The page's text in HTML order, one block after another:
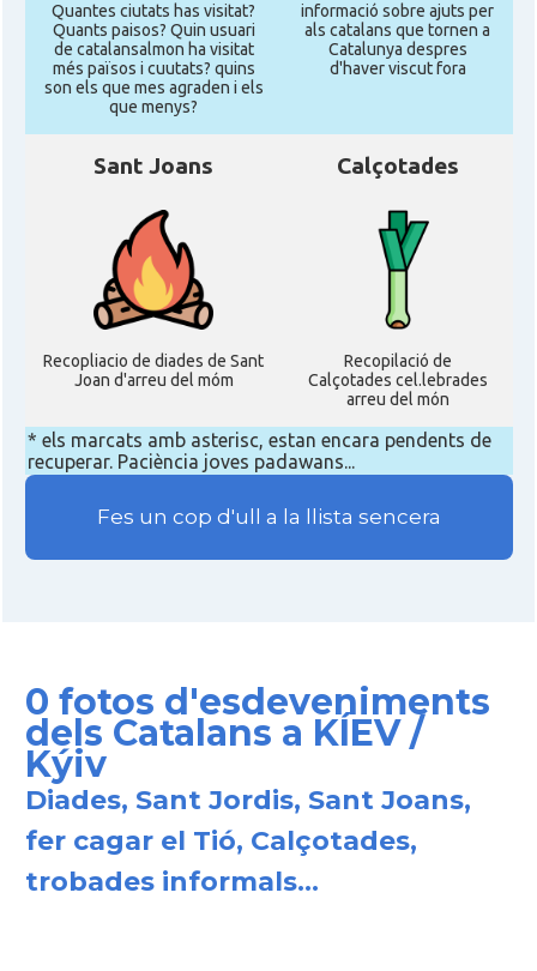
Quantes ciutats has visitat?
Quants paisos? Quin usuari
de catalansalmon ha visitat
més països i cuutats? quins
son els que mes agraden i els
que menys?
informació sobre ajuts per
als catalans que tornen a
Catalunya despres
d'haver viscut fora
Sant Joans
Recopliacio de diades de Sant
Joan d'arreu del móm
Calçotades
Recopilació de
Calçotades cel.lebrades
arreu del món
* els marcats amb asterisc, estan encara pendents de
recuperar. Paciència joves padawans...
Fes un cop d'ull a la llista sencera
0 fotos d'esdeveniments
dels Catalans a KÍEV /
Kýiv
Diades, Sant Jordis, Sant Joans,
fer cagar el Tió, Calçotades,
trobades informals...